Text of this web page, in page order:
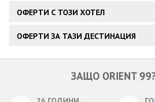
ОФЕРТИ С ТОЗИ ХОТЕЛ
ОФЕРТИ ЗА ТАЗИ ДЕСТИНАЦИЯ
ЗАЩО ORIENT